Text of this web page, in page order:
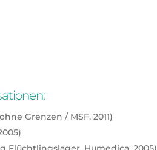
Grenzen / MSF, 2011)